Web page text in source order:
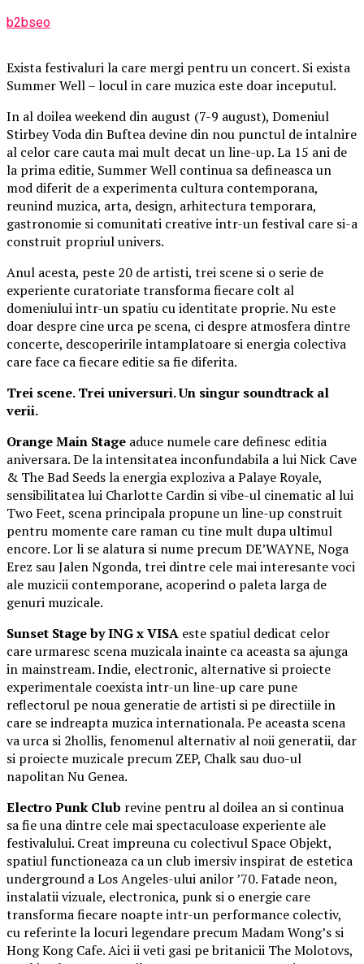
b2bseo
Exista festivaluri la care mergi pentru un concert. Si exista
Summer Well – locul in care muzica este doar inceputul.
In al doilea weekend din august (7-9 august), Domeniul
Stirbey Voda din Buftea devine din nou punctul de intalnire
al celor care cauta mai mult decat un line-up. La 15 ani de
la prima editie, Summer Well continua sa defineasca un
mod diferit de a experimenta cultura contemporana,
reunind muzica, arta, design, arhitectura temporara,
gastronomie si comunitati creative intr-un festival care si-a
construit propriul univers.
Anul acesta, peste 20 de artisti, trei scene si o serie de
experiente curatoriate transforma fiecare colt al
domeniului intr-un spatiu cu identitate proprie. Nu este
doar despre cine urca pe scena, ci despre atmosfera dintre
concerte, descoperirile intamplatoare si energia colectiva
care face ca fiecare editie sa fie diferita.
Trei scene. Trei universuri. Un singur soundtrack al
verii.
Orange Main Stage aduce numele care definesc editia
aniversara. De la intensitatea inconfundabila a lui Nick Cave
& The Bad Seeds la energia exploziva a Palaye Royale,
sensibilitatea lui Charlotte Cardin si vibe-ul cinematic al lui
Two Feet, scena principala propune un line-up construit
pentru momente care raman cu tine mult dupa ultimul
encore. Lor li se alatura si nume precum DE’WAYNE, Noga
Erez sau Jalen Ngonda, trei dintre cele mai interesante voci
ale muzicii contemporane, acoperind o paleta larga de
genuri muzicale.
Sunset Stage by ING x VISA este spatiul dedicat celor
care urmaresc scena muzicala inainte ca aceasta sa ajunga
in mainstream. Indie, electronic, alternative si proiecte
experimentale coexista intr-un line-up care pune
reflectorul pe noua generatie de artisti si pe directiile in
care se indreapta muzica internationala. Pe aceasta scena
va urca si 2hollis, fenomenul alternativ al noii generatii, dar
si proiecte muzicale precum ZEP, Chalk sau duo-ul
napolitan Nu Genea.
Electro Punk Club revine pentru al doilea an si continua
sa fie una dintre cele mai spectaculoase experiente ale
festivalului. Creat impreuna cu colectivul Space Objekt,
spatiul functioneaza ca un club imersiv inspirat de estetica
underground a Los Angeles-ului anilor ’70. Fatade neon,
instalatii vizuale, electronica, punk si o energie care
transforma fiecare noapte intr-un performance colectiv,
cu referinte la locuri legendare precum Madam Wong’s si
Hong Kong Cafe. Aici ii veti gasi pe britanicii The Molotovs,